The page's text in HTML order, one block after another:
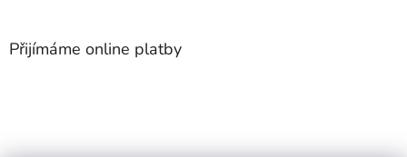
Přijímáme online platby